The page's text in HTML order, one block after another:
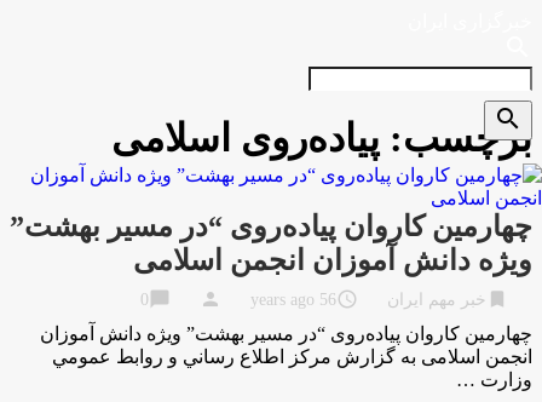
برچسب: پیاده‌روی اسلامی
چهارمین کاروان پیاده‌روی “در مسیر بهشت”
ویژه دانش آموزان انجمن اسلامی
خبر مهم ایران access_time
56 years ago
person
chat_bubble
چهارمین کاروان پیاده‌روی “در مسیر بهشت” ویژه دانش آموزان
انجمن اسلامی به گزارش مركز اطلاع رساني و روابط عمومي
وزارت …
search